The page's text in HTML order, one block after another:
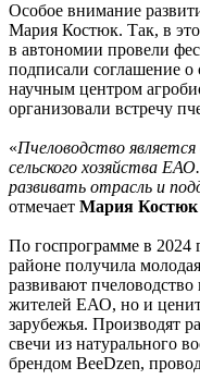
Особое внимание
Мария Костюк. Так, в
в автономии провели
подписали соглашение о
научным центром
организовали встречу
«Пчеловодство
сельского хозяйства
развивать отрасль и
отмечает Мария Костюк
По госпрограмме в 2024
районе получила
развивают
жителей ЕАО, но и
зарубежья. Производят
свечи из натурального
брендом BeeDzen,